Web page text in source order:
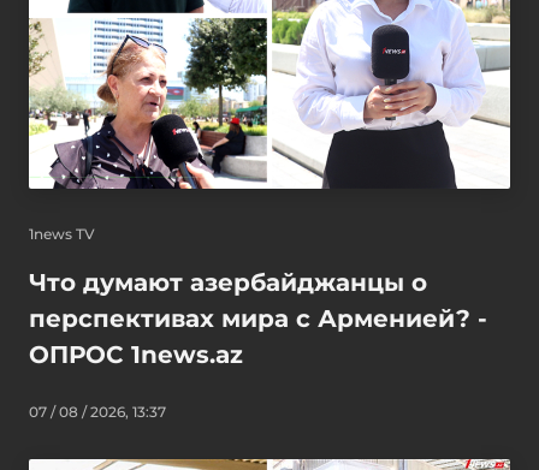
1news TV
Что думают азербайджанцы о
перспективах мира с Арменией? -
ОПРОС 1news.az
07 / 08 / 2026, 13:37